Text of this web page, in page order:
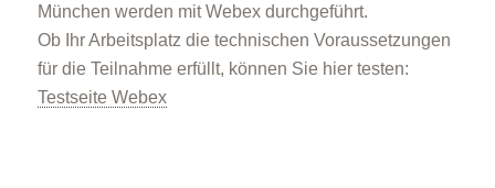
München werden mit Webex durchgeführt.
Ob Ihr Arbeitsplatz die technischen Voraussetzungen
für die Teilnahme erfüllt, können Sie hier testen:
Testseite Webex